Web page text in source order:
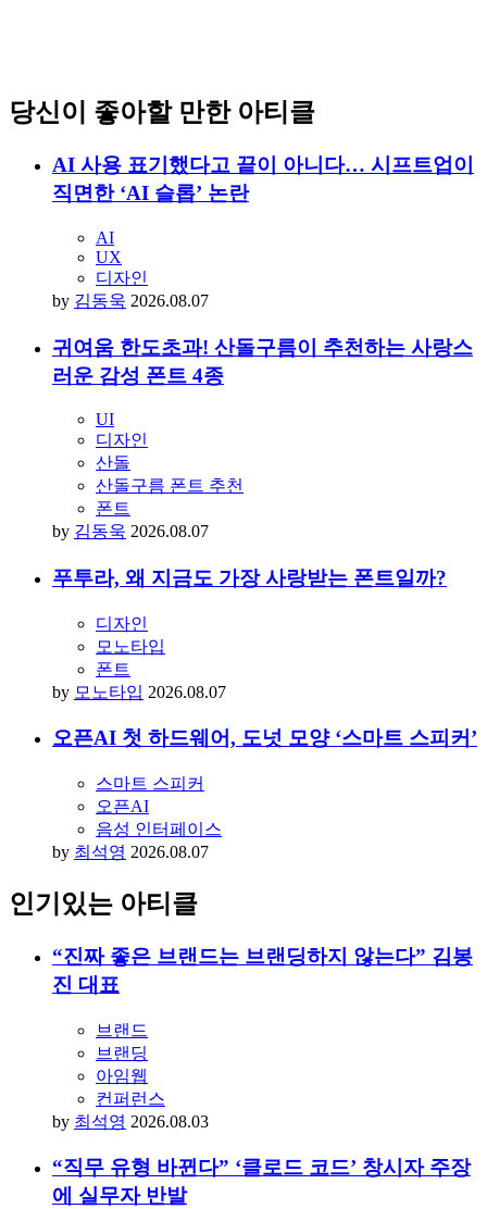
당신이 좋아할 만한 아티클
AI 사용 표기했다고 끝이 아니다… 시프트업이
직면한 ‘AI 슬롭’ 논란
AI
UX
디자인
by 김동욱 2026.08.07
귀여움 한도초과! 산돌구름이 추천하는 사랑스
러운 감성 폰트 4종
UI
디자인
산돌
산돌구름 폰트 추천
폰트
by 김동욱 2026.08.07
푸투라, 왜 지금도 가장 사랑받는 폰트일까?
디자인
모노타입
폰트
by 모노타입 2026.08.07
오픈AI 첫 하드웨어, 도넛 모양 ‘스마트 스피커’
스마트 스피커
오픈AI
음성 인터페이스
by 최석영 2026.08.07
인기있는 아티클
“진짜 좋은 브랜드는 브랜딩하지 않는다” 김봉
진 대표
브랜드
브랜딩
아임웹
컨퍼런스
by 최석영 2026.08.03
“직무 유형 바뀐다” ‘클로드 코드’ 창시자 주장
에 실무자 반발